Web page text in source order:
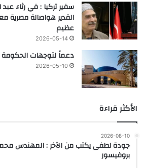
سفير تركيا : في رثاء عبد
القدير هواصالة
عظيم
2026-05-14
دعماً لتوجهات
2026-05-10
الأكثر قراءة
2026-08-10
جودة لطفى يكتب من الآخر : المهندس
بروفيسور